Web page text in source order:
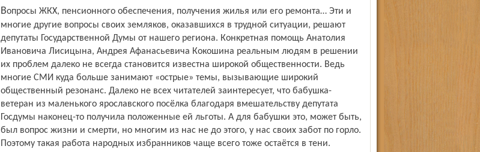
Вопросы ЖКХ, пенсионного обеспечения, получения жилья или его ремонта… Эти и
многие другие вопросы своих земляков, оказавшихся в трудной ситуации, решают
депутаты Государ­ственной Думы от нашего региона. Конкретная помощь Анатолия
Ивановича Лисицына, Андрея Афанасьевича Кокошина реальным людям в решении
их проблем далеко не всегда становится известна широкой общественности. Ведь
многие СМИ куда больше занимают «острые» темы, вызывающие широкий
общественный резонанс. Далеко не всех читателей заинтересует, что бабушка-
ветеран из маленького ярославского посёлка благодаря вмешатель­ству депутата
Госдумы наконец-то получила положенные ей льготы. А для бабушки это, может быть,
был вопрос жизни и смерти, но многим из нас не до этого, у нас своих забот по горло.
Поэтому такая работа народных избранников чаще всего тоже остаётся в тени.